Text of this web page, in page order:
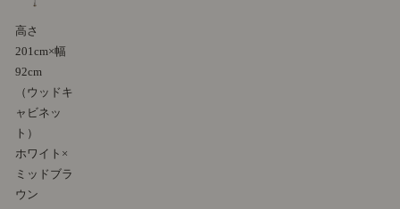
高さ
201cm×幅
92cm
（ウッドキ
ャビネッ
ト）
ホワイト×
ミッドブラ
ウン